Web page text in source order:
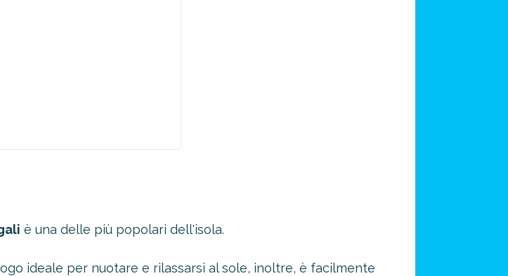
è una delle più popolari dell'isola.
ideale per nuotare e rilassarsi al sole, inoltre, è facilmente